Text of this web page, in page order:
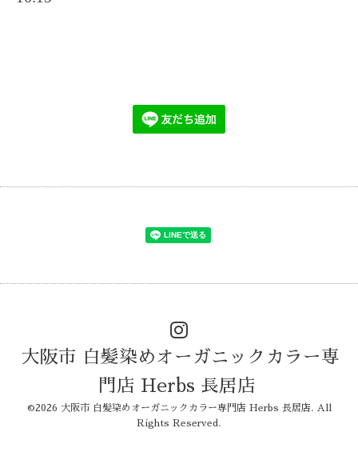
大阪市 白髪染めオーガニックカラー専
門店 Herbs 長居店
©2026 大阪市 白髪染めオーガニックカラー専門店 Herbs 長居店. All
Rights Reserved.